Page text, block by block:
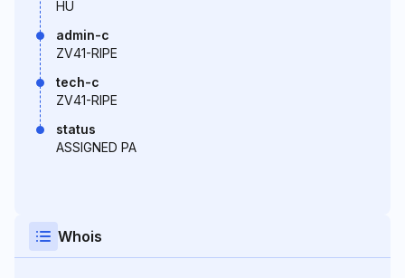
HU
admin-c
ZV41-RIPE
tech-c
ZV41-RIPE
status
ASSIGNED PA
Whois